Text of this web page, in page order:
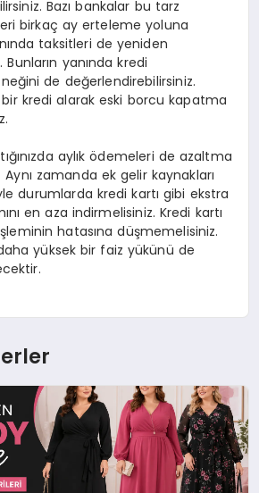
Bazı bankalar bu tarz
birkaç ay erteleme yoluna
taksitleri de yeniden
Bunların yanında kredi
de değerlendirebilirsiniz.
kredi alarak eski borcu kapatma
aylık ödemeleri de azaltma
Aynı zamanda ek gelir kaynakları
durumlarda kredi kartı gibi ekstra
en aza indirmelisiniz. Kredi kartı
hatasına düşmemelisiniz.
yüksek bir faiz yükünü de